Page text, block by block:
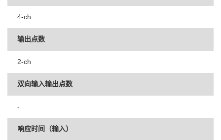
4-ch
输出点数
2-ch
双向输入输出点数
-
响应时间（输入）